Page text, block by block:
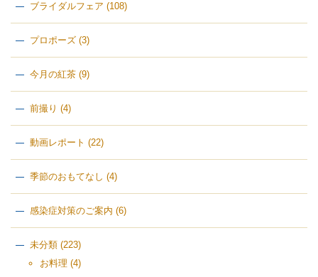
ブライダルフェア (108)
プロポーズ(3)
今月の紅茶(9)
前撮り (4)
動画レポート (22)
季節のおもてなし (4)
感染症対策のご案内 (6)
未分類(223)
お料理 (4)